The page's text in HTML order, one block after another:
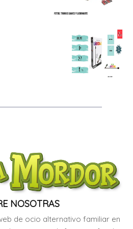
NOSOTRAS
de ocio alternativo familiar en